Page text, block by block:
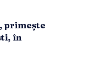
primește
în